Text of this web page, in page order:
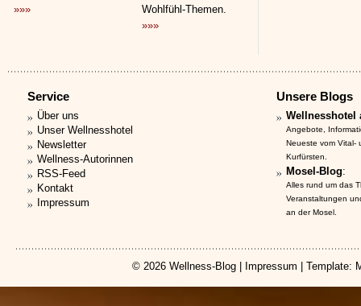
»»»
Wohlfühl-Themen.
»»»
Service
Über uns
Unser Wellnesshotel
Newsletter
Wellness-Autorinnen
RSS-Feed
Kontakt
Impressum
Unsere Blogs
Wellnesshotel
Angebote,
Neueste vom Vital-
Kurfürsten.
Mosel-Blog:
Alles rund um das
Veranstaltungen
an der Mosel.
© 2026 Wellness-Blog Impressum | Template: